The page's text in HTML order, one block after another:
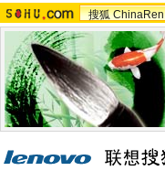
搜狐 ChinaRen